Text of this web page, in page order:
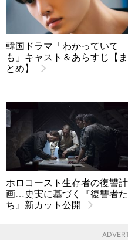
韓国ドラマ「わかっていて
も」キャスト＆あらすじ【ま
とめ】
ホロコースト生存者の復讐計
画…史実に基づく『復讐者た
ち』新カット公開